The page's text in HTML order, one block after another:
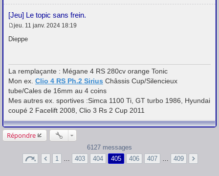
[Jeu] Le topic sans frein.
M
e
g
e
jeu. 11 janv. 2024 18:19
Dieppe
La remplaçante : Mégane 4 RS 280cv orange Tonic
Mon ex. Clio 4 RS Ph.2 Sirius Châssis Cup/Silencieux
tube/Cales de 16mm au 4 coins
Mes autres ex. sportives :Simca 1100 Ti, GT turbo 1986, Hyundai
coupé 2 Facelift 2008, Clio 3 Rs 2 Cup 2011
Répondre
6127 messages
1
… 403 404 405 406 407 … 409